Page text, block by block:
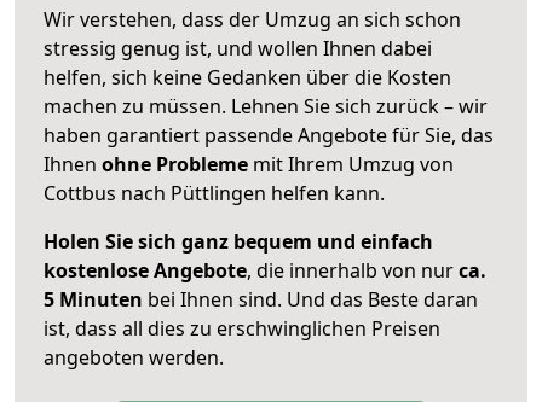
Wir verstehen, dass der Umzug an sich schon
stressig genug ist, und wollen Ihnen dabei
helfen, sich keine Gedanken über die Kosten
machen zu müssen. Lehnen Sie sich zurück – wir
haben garantiert passende Angebote für Sie, das
Ihnen ohne Probleme mit Ihrem Umzug von
Cottbus nach Püttlingen helfen kann.
Holen Sie sich ganz bequem und einfach
kostenlose Angebote, die innerhalb von nurca.
5 Minuten bei Ihnen sind. Und das Beste daran
ist, dass all dies zu erschwinglichen Preisen
angeboten werden.